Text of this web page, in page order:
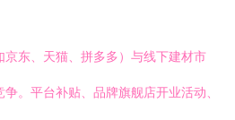
东、天猫、拼多多）与线下建材市
。平台补贴、品牌旗舰店开业活动、